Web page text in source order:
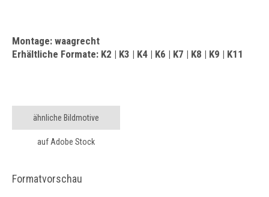
Montage: waagrecht
Erhältliche Formate: K2 | K3 | K4 | K6 | K7 | K8 | K9 | K11
ähnliche Bildmotive
auf Adobe Stock
Formatvorschau